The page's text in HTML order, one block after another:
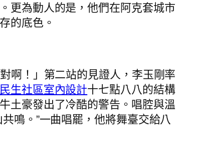
更為動人的是，他們在阿克套城市
的底色。
啊！」第二站的見證人，李玉剛率
民生社區室內設計十七點八八的結構
土豪發出了冷酷的警告。唱腔與溫
鳴。”一曲唱罷，他將舞臺交給八